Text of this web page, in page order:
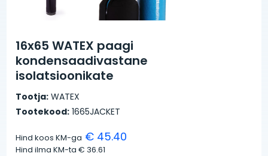
16x65 WATEX paagi
kondensaadivastane
isolatsioonikate
Tootja: WATEX
Tootekood: 1665JACKET
Hind koos KM-ga € 45.40
Hind ilma KM-ta€ 36.61